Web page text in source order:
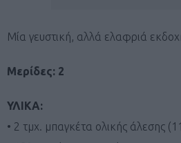
Μία γευστική, αλλά ελαφριά
Μερίδες: 2
ΥΛΙΚΑ:
• 2 τμχ. μπαγκέτα ολικής άλεσης